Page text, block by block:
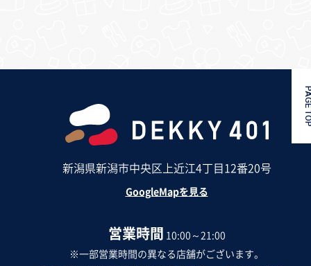
新潟県新潟市中央区上近江4丁目12番20号
GoogleMapを見る
営業時間 10:00～21:00
※一部営業時間の異なる店舗がございます。